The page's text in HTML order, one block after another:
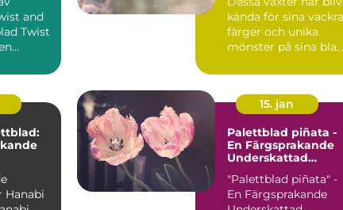
and
heminredning
kända för sina vackra
färger och unika
mönster på sina blad.
Hanabi
15. jan
Palettblad piñata -
En Färgsprakande
Underskattad
Hem
"Palettblad piñata" -
En Färgsprakande